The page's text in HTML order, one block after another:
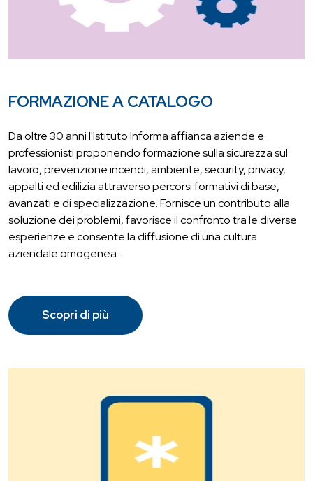
FORMAZIONE A CATALOGO
Da oltre 30 anni l'Istituto Informa affianca aziende e
professionisti proponendo formazione sulla sicurezza sul
lavoro, prevenzione incendi, ambiente, security, privacy,
appalti ed edilizia attraverso percorsi formativi di base,
avanzati e di specializzazione. Fornisce un contributo alla
soluzione dei problemi, favorisce il confronto tra le diverse
esperienze e consente la diffusione di una cultura
aziendale omogenea.
Scopri di più